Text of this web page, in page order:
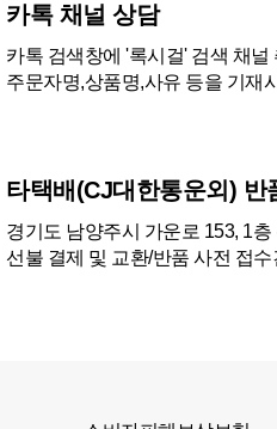
카톡 채널 상담
카톡 검색창에 '록시걸' 검색 채널
주문자명,상품명,사유 등을 기재
타택배(CJ대한통운외) 반
경기도 남양주시 가운로 153, 1층
선불 결제 및 교환/반품 사전 접